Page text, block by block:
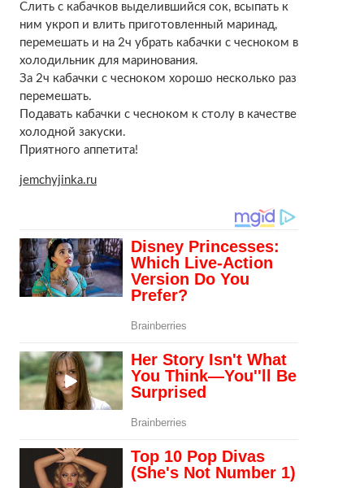
Слить с кабачков выделившийся сок, всыпать к
ним укроп и влить приготовленный маринад,
перемешать и на 2ч убрать кабачки с чесноком в
холодильник для маринования.
За 2ч кабачки с чесноком хорошо несколько раз
перемешать.
Подавать кабачки с чесноком к столу в качестве
холодной закуски.
Приятного аппетита!
jemchyjinka.ru